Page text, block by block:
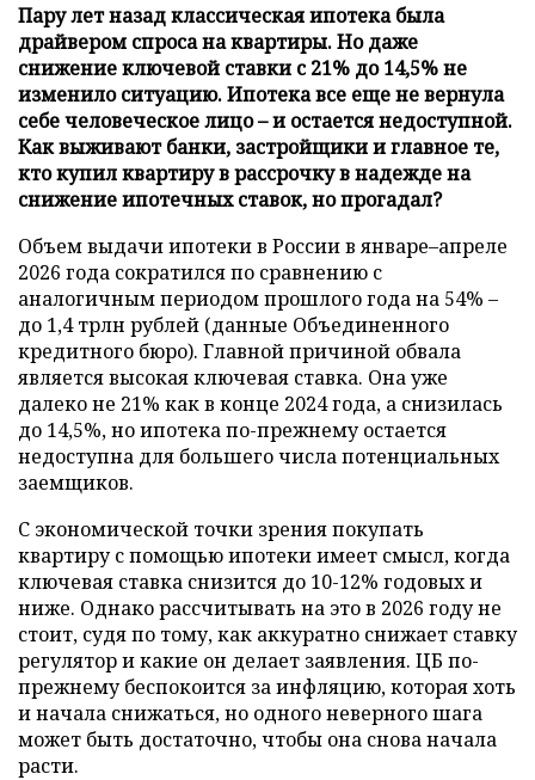
Пару лет назад классическая ипотека была
драйвером спроса на квартиры. Но даже
снижение ключевой ставки с 21% до 14,5% не
изменило ситуацию. Ипотека все еще не вернула
себе человеческое лицо – и остается недоступной.
Как выживают банки, застройщики и главное те,
кто купил квартиру в рассрочку в надежде на
снижение ипотечных ставок, но прогадал?
Объем выдачи ипотеки в России в январе–апреле
2026 года сократился по сравнению с
аналогичным периодом прошлого года на 54% –
до 1,4 трлн рублей (данные Объединенного
кредитного бюро). Главной причиной обвала
является высокая ключевая ставка. Она уже
далеко не 21% как в конце 2024 года, а снизилась
до 14,5%, но ипотека по-прежнему остается
недоступна для большего числа потенциальных
заемщиков.
С экономической точки зрения покупать
квартиру с помощью ипотеки имеет смысл, когда
ключевая ставка снизится до 10-12% годовых и
ниже. Однако рассчитывать на это в 2026 году не
стоит, судя по тому, как аккуратно снижает ставку
регулятор и какие он делает заявления. ЦБ по-
прежнему беспокоится за инфляцию, которая хоть
и начала снижаться, но одного неверного шага
может быть достаточно, чтобы она снова начала
расти.